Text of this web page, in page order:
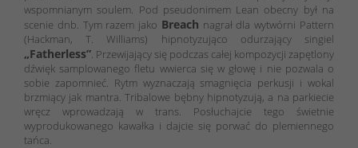
wspomnianym soulem. Pod pseudonimem Lean obecny był na
scenie dnb. Tym razem jako Breach nagrał dla wytwórni Pattern
(Hackman, T. Williams) hipnotyzująco odurzający singiel
„Fatherless”. Przewijający się podczas całej kompozycji zapętlony
dźwięk samplowanego fletu wwierca się w głowę i nie pozwala o
sobie zapomnieć. Rytm wyznaczają smagnięcia perkusji i wokal
brzmiący jak mantra. Tribalowe bębny hipnotyzują, a na parkiecie
wręcz wprowadzają w trans. Posłuchajcie tego świetnie
wyprodukowanego kawałka i dajcie się porwać do plemiennego
tańca.